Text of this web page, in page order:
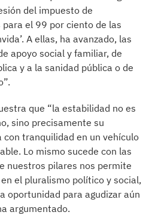
del impuesto de
el 99 por ciento de las
A ellas, ha avanzado, las
apoyo social y familiar, de
y a la sanidad pública o de
que “la estabilidad no es
sino precisamente su
con tranquilidad en un vehículo
Lo mismo sucede con las
nuestros pilares nos permite
el pluralismo político y social,
oportunidad para agudizar aún
argumentado.